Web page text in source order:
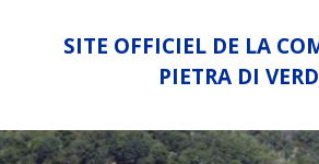
SITE OFFICIEL DE LA
PIETRA DI